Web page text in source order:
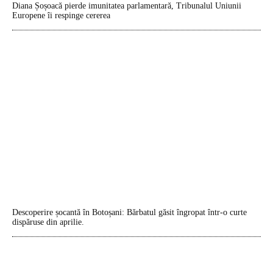
Diana Șoșoacă pierde imunitatea parlamentară, Tribunalul Uniunii
Europene îi respinge cererea
Descoperire șocantă în Botoșani: Bărbatul găsit îngropat într-o curte
dispăruse din aprilie.